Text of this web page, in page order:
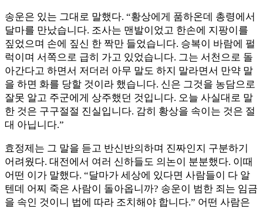
송운은 있는 그대로 말했다. “황상에게 품하온데 총령에서
달마를 만났습니다. 조사는 맨발이었고 한손에 지팡이를
짚었으며 손에 짚신 한 짝만 들었습니다. 승복이 바람에 펄
럭이며 서쪽으로 급히 가고 있었습니다. 그는 서천으로 돌
아간다고 하면서 저더러 아무 말도 하지 말라면서 만약 말
을 하면 화를 당할 것이라 했습니다. 신은 그것을 농담으로
잘못 알고 주군에게 상주했던 것입니다. 오늘 사실대로 말
한 것은 구구절절 진실입니다. 감히 황상을 속이는 것은 절
대 아닙니다.”
효정제는 그 말을 듣고 반신반의하며 진짜인지 구분하기
어려웠다. 대전에서 여러 신하들도 의논이 분분했다. 이때
어떤 이가 말했다. “달마가 세상에 있다면 사람들이 다 알
텐데 어찌 죽은 사람이 돌아옵니까? 송운이 범한 죄는 임금
을 속인 것이니 법에 따라 조치해야 합니다.” 어떤 사람은